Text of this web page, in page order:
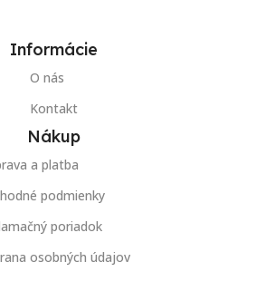
Informácie
O nás
Kontakt
Nákup
a platba
podmienky
poriadok
osobných údajov